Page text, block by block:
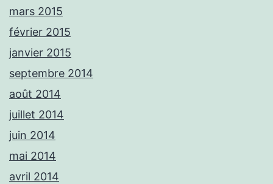
mars 2015
février 2015
janvier 2015
septembre 2014
août 2014
juillet 2014
juin 2014
mai 2014
avril 2014